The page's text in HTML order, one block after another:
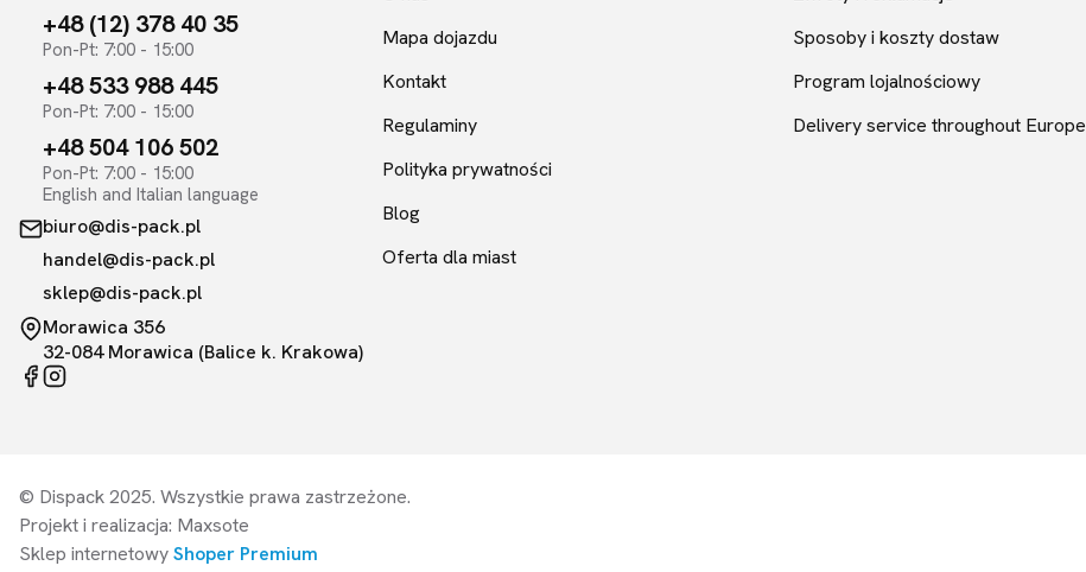
+48 (12) 378 40 35
Pon-Pt: 7:00 - 15:00
+48 533 988 445
Pon-Pt: 7:00 - 15:00
+48 504 106 502
Pon-Pt: 7:00 - 15:00
English and Italian language
biuro@dis-pack.pl
handel@dis-pack.pl
sklep@dis-pack.pl
Morawica 356
32-084 Morawica (Balice k. Krakowa)
Mapa dojazdu
Kontakt
Regulaminy
Polityka prywatności
Blog
Oferta dla miast
Sposoby i koszty dostaw
Program lojalnościowy
Delivery service throughout Europe
© Dispack 2025. Wszystkie prawa zastrzeżone.
Projekt i realizacja: Maxsote
Sklep internetowyShoper Premium